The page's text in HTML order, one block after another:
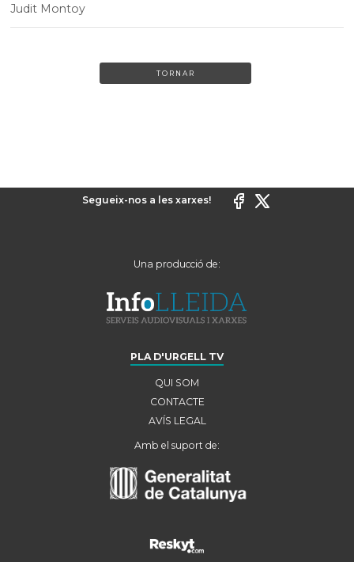
Judit Montoy
TORNAR
Segueix-nos a les xarxes!
Una producció de:
PLA D'URGELL TV
QUI SOM
CONTACTE
AVÍS LEGAL
Amb el suport de: